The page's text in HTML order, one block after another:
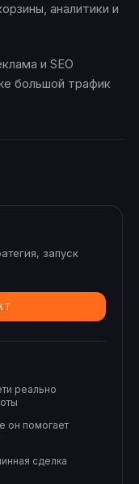
аналитики и
и SEO
большой трафик
запуск
реально
он помогает
сделка